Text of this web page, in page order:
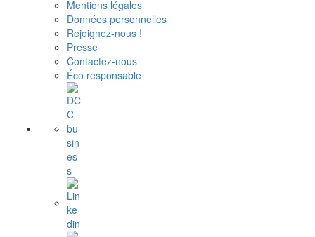
Mentions légales
Données personnelles
Rejoignez-nous !
Presse
Contactez-nous
Éco responsable